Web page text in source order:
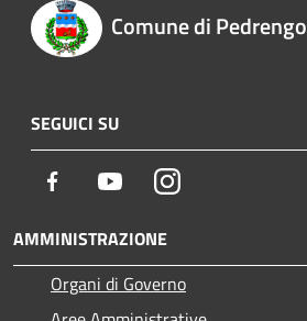
Comune di Pedrengo
SEGUICI SU
Facebook YoutubeInstagram
AMMINISTRAZIONE
Organi di Governo